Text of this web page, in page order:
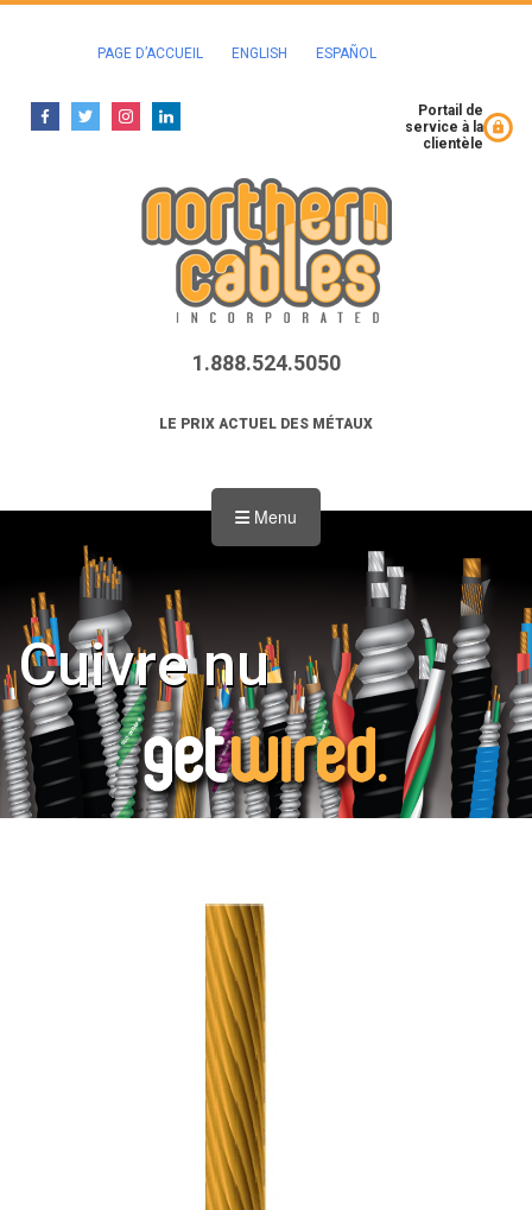
PAGE D’ACCUEIL ENGLISH ESPAÑOL
Portail de
service à la
clientèle
1.888.524.5050
LE PRIX ACTUEL DES MÉTAUX
Menu
Cuivre nu